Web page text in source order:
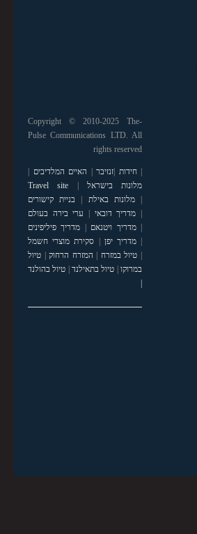
Copyright © 2010-2025 The-
Pulse Communications LTD. All
rights reserved
|חידות זנזיבר האיים המלדיבים
מלונות בישראל
Travel site
|מלונות באילת
בניית קישורים
מדריך דובאי
ערי בירה בעולם
|מדריך ויטנאם
מדריך פיליפינים
|מדריך יפן
סקירת מוצרי חשמל
טיול במזרח המזרח הרחוק| טיול
במרוקו| טיול בתאילנד| טיול בהולנד